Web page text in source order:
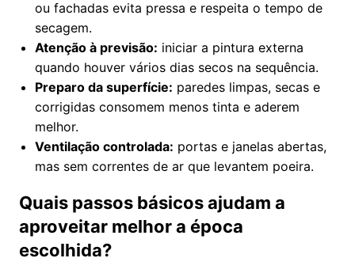
ou fachadas evita pressa e respeita o tempo de
secagem.
Atenção à previsão: iniciar a pintura externa
quando houver vários dias secos na sequência.
Preparo da superfície: paredes limpas, secas e
corrigidas consomem menos tinta e aderem
melhor.
Ventilação controlada: portas e janelas abertas,
mas sem correntes de ar que levantem poeira.
Quais passos básicos ajudam a
aproveitar melhor a época
escolhida?